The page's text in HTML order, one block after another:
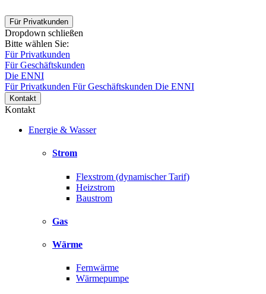
Für Privatkunden
Dropdown schließen
Bitte wählen Sie:
Für Privatkunden
Für Geschäftskunden
Die ENNI
Für Privatkunden Für Geschäftskunden Die ENNI
Kontakt
Kontakt
Energie & Wasser
Strom
Flexstrom (dynamischer Tarif)
Heizstrom
Baustrom
Gas
Wärme
Fernwärme
Wärmepumpe